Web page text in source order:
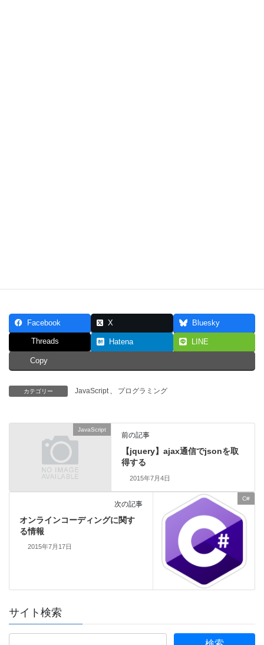
Facebook X Bluesky
Threads Hatena LINE
Copy
カテゴリー JavaScript 、 プログラミング
JavaScript
前の記事
【jquery】ajax通信でjsonを取
得する
2015年7月4日
C#
次の記事
オンラインコーディングに関す
る情報
2015年7月17日
サイト検索